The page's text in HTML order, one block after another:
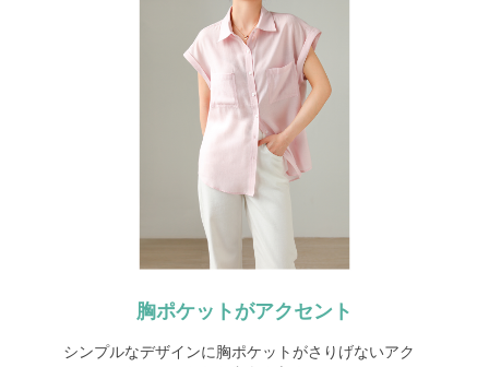
胸ポケットがアクセント
シンプルなデザインに胸ポケットがさりげないアク